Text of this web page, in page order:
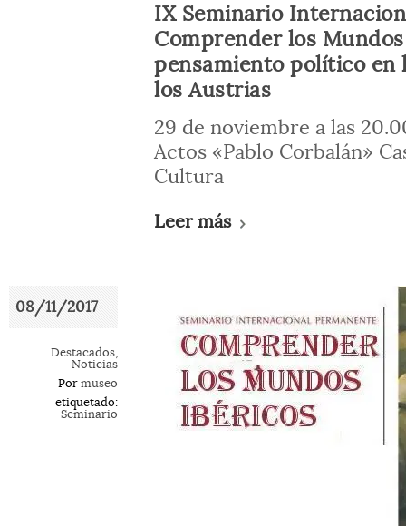
IX Seminario
Comprender los
pensamiento político en
los Austrias
29 de noviembre a las
Actos «Pablo Corbalán»
Cultura
Leer más
08/11/2017
Destacados,
Noticias
Por museo
etiquetado:
Seminario